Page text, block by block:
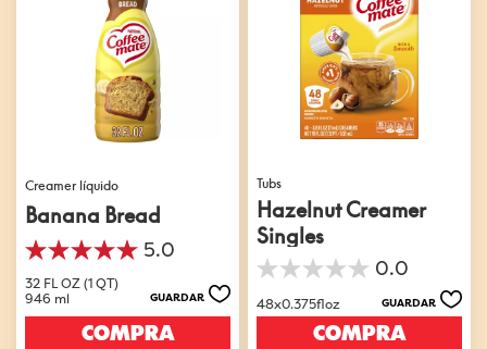
Creamer líquido
Banana Bread
5.0
5.0
de
5
estrellas.
32 FL OZ (1 QT)
946 ml
GUARDAR
COMPRA
Tubs
Hazelnut Creamer
Singles
0.0
0.0
de
5
estrellas.
48x0.375floz GUARDAR
COMPRA